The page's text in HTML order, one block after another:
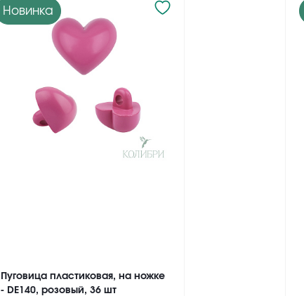
Новинка
Пуговица пластиковая, на ножке
- DE140, розовый, 36 шт